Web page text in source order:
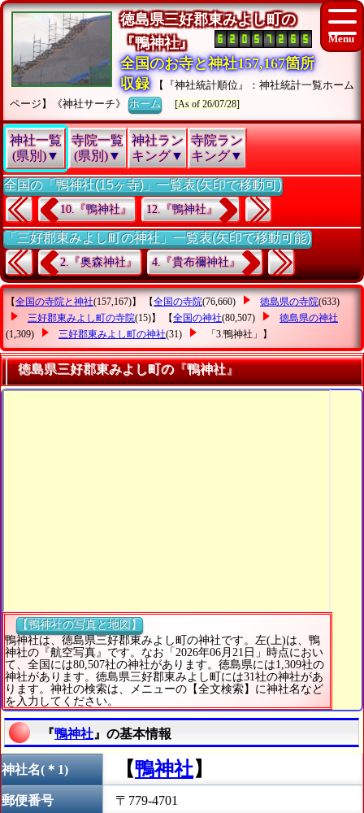
徳島県三好郡東みよし町の
『鴨神社』
全国のお寺と神社157,167箇所
収録
【『神社統計順位』：神社統計一覧ホーム
ページ】《神社サーチ》ホーム [As of 26/07/28]
神社一覧
(県別)▼
寺院一覧
(県別)▼
神社ラン
キング▼
寺院ラン
キング▼
全国の「鴨神社(15ヶ寺)」一覧表(矢印で移動可)
10.『鴨神社』 12.『鴨神社』
「三好郡東みよし町の神社」一覧表(矢印で移動可能)
2.『奥森神社』 4.『貴布禰神社』
【全国の寺院と神社(157,167)】 【全国の寺院(76,660) 徳島県の寺院(633)
三好郡東みよし町の寺院(15)】 【全国の神社(80,507)
徳島県の神社
(1,309)
三好郡東みよし町の神社(31) 「3.鴨神社」 】
徳島県三好郡東みよし町の『鴨神社』
【鴨神社の写真と地図】
鴨神社は、徳島県三好郡東みよし町の神社です。左(上)は、鴨
神社の『航空写真』です。なお「2026年06月21日」時点におい
て、全国には80,507社の神社があります。徳島県には1,309社の
神社があります。徳島県三好郡東みよし町には31社の神社があ
ります。神社の検索は、メニューの【全文検索】に神社名など
を入力してください。
『鴨神社 』の基本情報
神社名(＊1) 【鴨神社】
郵便番号 〒779-4701